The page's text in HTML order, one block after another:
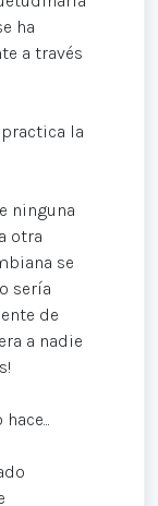
ha
a través
la
ninguna
otra
se
sería
de
a nadie